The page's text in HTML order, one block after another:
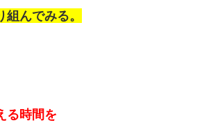
んでみる。
る時間を